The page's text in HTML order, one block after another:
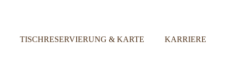
TISCHRESERVIERUNG & KARTE KARRIERE